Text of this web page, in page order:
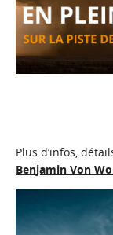
Plus d’infos,
Benjamin Von